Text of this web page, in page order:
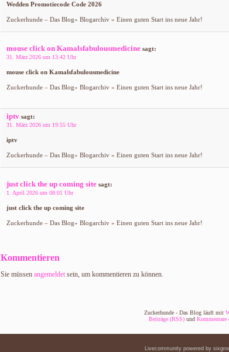
Wedden Promotiecode Code 2026
Zuckerhunde – Das Blog» Blogarchiv » Einen guten Start ins neue Jahr!
mouse click on Kamalsfabulousmedicine sagt:
31. März 2026 um 13:42 Uhr
mouse click on Kamalsfabulousmedicine
Zuckerhunde – Das Blog» Blogarchiv » Einen guten Start ins neue Jahr!
iptv sagt:
31. März 2026 um 19:55 Uhr
iptv
Zuckerhunde – Das Blog» Blogarchiv » Einen guten Start ins neue Jahr!
just click the up coming site sagt:
1. April 2026 um 08:01 Uhr
just click the up coming site
Zuckerhunde – Das Blog» Blogarchiv » Einen guten Start ins neue Jahr!
Kommentieren
Sie müssen angemeldet sein, um kommentieren zu können.
Zuckerhunde - Das Blog läuft mit
Beiträge (RSS) und Kommentare
Livecommunity powered by